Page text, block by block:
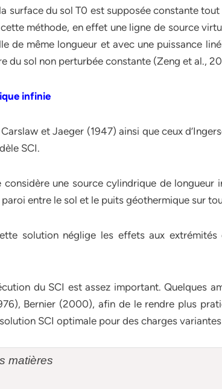
surface du sol T0 est supposée constante
méthode, en effet une ligne de source
de même longueur et avec une puissance
du sol non perturbée constante (Zeng et al.,
infinie
et Jaeger (1947) ainsi que ceux
SCI.
considère une source cylindrique de longueur
paroi entre le sol et le puits géothermique sur
solution néglige les effets aux
du SCI est assez important. Quelques
Bernier (2000), afin de le rendre plus
SCI optimale pour des charges
matières